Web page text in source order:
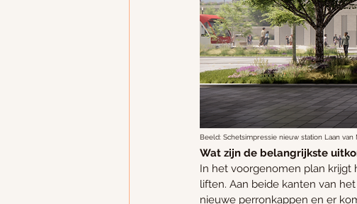
​Beeld: Schetsimpressie nieuw station Laan van
Wat zijn de belangrijkste
In het voorgenomen plan
liften. Aan beide kanten van
nieuwe perronkappen en er